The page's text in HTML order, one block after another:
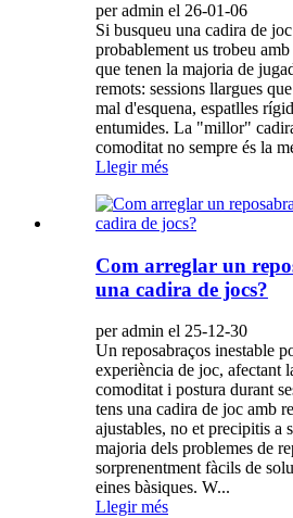
per admin el 26-01-06
Si busqueu una cadira de
probablement us trobeu
que tenen la majoria de
remots: sessions llargues
mal d'esquena, espatlles
entumides. La "millor"
comoditat no sempre és la
Llegir més
Com arreglar un
una cadira de jocs?
per admin el 25-12-30
Un reposabraços inestable
experiència de joc, afectant
comoditat i postura durant
tens una cadira de joc amb
ajustables, no et precipitis a
majoria dels problemes de
sorprenentment fàcils de
eines bàsiques. W...
Llegir més